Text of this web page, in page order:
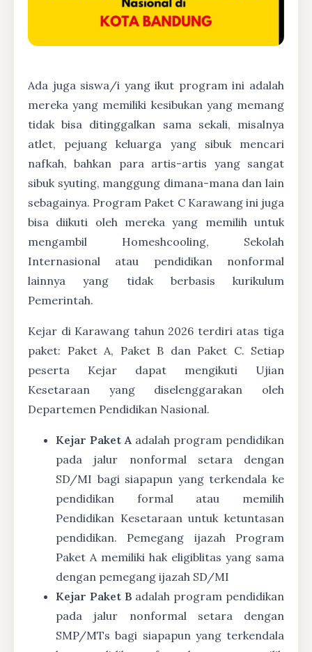
Ada juga siswa/i yang ikut program ini adalah
mereka yang memiliki kesibukan yang memang
tidak bisa ditinggalkan sama sekali, misalnya
atlet, pejuang keluarga yang sibuk mencari
nafkah, bahkan para artis-artis yang sangat
sibuk syuting, manggung dimana-mana dan lain
sebagainya. Program Paket C Karawang ini juga
bisa diikuti oleh mereka yang memilih untuk
mengambil Homeshcooling, Sekolah
Internasional atau pendidikan nonformal
lainnya yang tidak berbasis kurikulum
Pemerintah.
Kejar di Karawang tahun 2026 terdiri atas tiga
paket: Paket A, Paket B dan Paket C. Setiap
peserta Kejar dapat mengikuti Ujian
Kesetaraan yang diselenggarakan oleh
Departemen Pendidikan Nasional.
Kejar Paket A adalah program pendidikan
pada jalur nonformal setara dengan
SD/MI bagi siapapun yang terkendala ke
pendidikan formal atau memilih
Pendidikan Kesetaraan untuk ketuntasan
pendidikan. Pemegang ijazah Program
Paket A memiliki hak eligiblitas yang sama
dengan pemegang ijazah SD/MI
Kejar Paket B adalah program pendidikan
pada jalur nonformal setara dengan
SMP/MTs bagi siapapun yang terkendala